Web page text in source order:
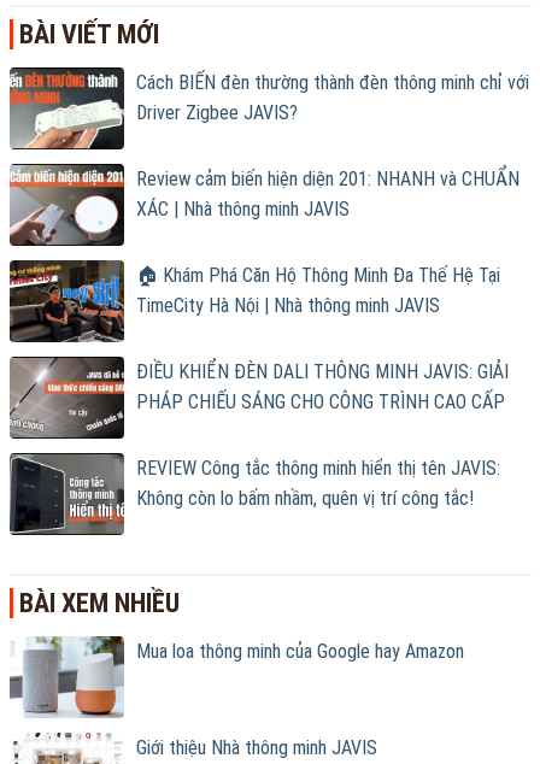
BÀI VIẾT MỚI
Cách BIẾN đèn thường thành đèn thông minh chỉ với
Driver Zigbee JAVIS?
Review cảm biến hiện diện 201: NHANH và CHUẨN
XÁC | Nhà thông minh JAVIS
🏠 Khám Phá Căn Hộ Thông Minh Đa Thế Hệ Tại
TimeCity Hà Nội | Nhà thông minh JAVIS
ĐIỀU KHIỂN ĐÈN DALI THÔNG MINH JAVIS: GIẢI
PHÁP CHIẾU SÁNG CHO CÔNG TRÌNH CAO CẤP
REVIEW Công tắc thông minh hiển thị tên JAVIS:
Không còn lo bấm nhầm, quên vị trí công tắc!
BÀI XEM NHIỀU
Mua loa thông minh của Google hay Amazon
Giới thiệu Nhà thông minh JAVIS